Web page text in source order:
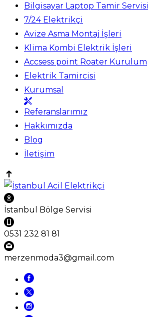
Bilgisayar Laptop Tamir Servisi
7/24 Elektrikçi
Avize Asma Montaj İşleri
Klima Kombi Elektrik İşleri
Accsess point Roater Kurulum
Elektrik Tamircisi
Kurumsal
Referanslarımız
Hakkımızda
Blog
İletişim
İstanbul Bölge Servisi
0531 232 81 81
merzenmoda3@gmail.com